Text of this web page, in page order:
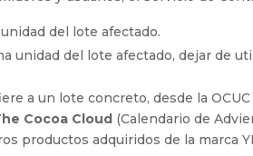
del lote afectado.
unidad del lote afectado, dejar de
a un lote concreto, desde la
Cocoa Cloud (Calendario de
productos adquiridos de la marca